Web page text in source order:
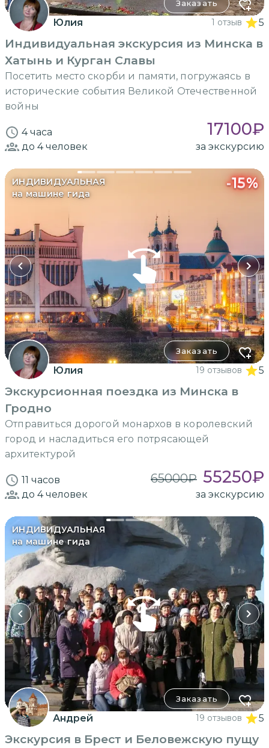
Заказать
Юлия 1 отзыв 5
Индивидуальная экскурсия из Минска в
Хатынь и Курган Славы
Посетить место скорби и памяти, погружаясь в
исторические события Великой Отечественной
войны
4 часа 17100₽
до 4человек за экскурсию
ИНДИВИДУАЛЬНАЯ
на машине гида
-15%
Заказать
Юлия 19 отзывов 5
Экскурсионная поездка из Минска в
Гродно
Отправиться дорогой монархов в королевский
город и насладиться его потрясающей
архитектурой
11 часов 65000₽ 55250₽
до 4человек за экскурсию
ИНДИВИДУАЛЬНАЯ
на машине гида
Заказать
Андрей 19 отзывов 5
Экскурсия в Брест и Беловежскую пущу